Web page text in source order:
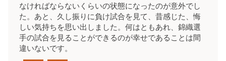
なければならないくらいの状態になったのが意外でし
た。あと、久し振りに負け試合を見て、昔感じた、悔
しい気持ちを思い出しました。何はともあれ、錦織選
手の試合を見ることができるのが幸せであることは間
違いないです。